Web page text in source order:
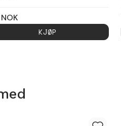
NOK
KJØP